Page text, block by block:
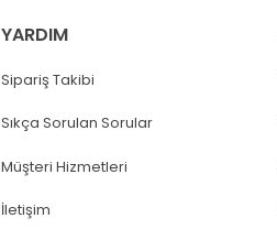
YARDIM
Sipariş Takibi
Sıkça Sorulan Sorular
Müşteri Hizmetleri
İletişim